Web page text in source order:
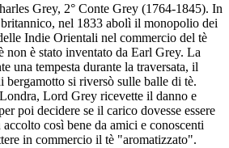
Grey, 2° Conte Grey (1764-1845). In
nel 1833 abolì il monopolio dei
Indie Orientali nel commercio del tè
non è stato inventato da Earl Grey. La
una tempesta durante la traversata, il
bergamotto si riversò sulle balle di tè.
Lord Grey ricevette il danno e
poi decidere se il carico dovesse essere
così bene da amici e conoscenti
in commercio il tè "aromatizzato".